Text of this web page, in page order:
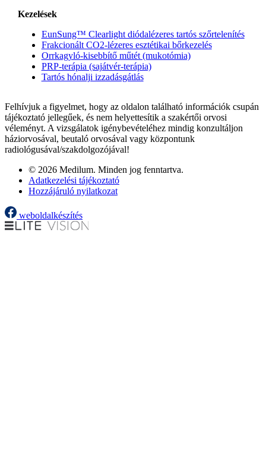
Kezelések
EunSung™ Clearlight diódalézeres tartós szőrtelenítés
Frakcionált CO2-lézeres esztétikai bőrkezelés
Orrkagyló-kisebbítő műtét (mukotómia)
PRP-terápia (sajátvér-terápia)
Tartós hónalji izzadásgátlás
Felhívjuk a figyelmet, hogy az oldalon található információk csupán
tájékoztató jellegűek, és nem helyettesítik a szakértői orvosi
véleményt. A vizsgálatok igénybevételéhez mindig konzultáljon
háziorvosával, beutaló orvosával vagy központunk
radiológusával/szakdolgozójával!
© 2026 Medilum. Minden jog fenntartva.
Adatkezelési tájékoztató
Hozzájáruló nyilatkozat
weboldalkészítés